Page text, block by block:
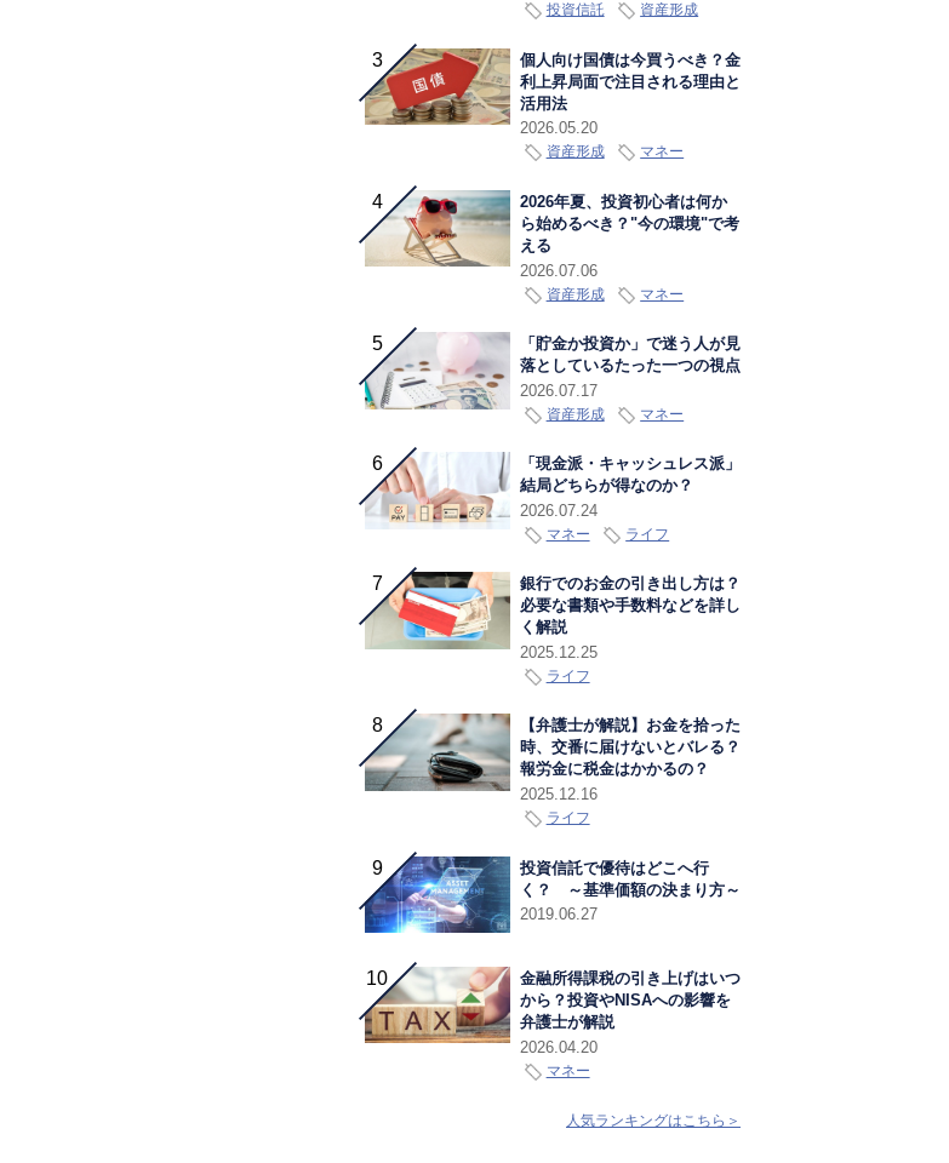
投資信託 資産形成
個人向け国債は今買うべき？金
利上昇局面で注目される理由と
活用法
2026.05.20
資産形成 マネー
2026年夏、投資初心者は何か
ら始めるべき？"今の環境"で考
える
2026.07.06
資産形成 マネー
「貯金か投資か」で迷う人が見
落としているたった一つの視点
2026.07.17
資産形成 マネー
「現金派・キャッシュレス派」
結局どちらが得なのか？
2026.07.24
マネー ライフ
銀行でのお金の引き出し方は？
必要な書類や手数料などを詳し
く解説
2025.12.25
ライフ
【弁護士が解説】お金を拾った
時、交番に届けないとバレる？
報労金に税金はかかるの？
2025.12.16
ライフ
投資信託で優待はどこへ行
く？ ～基準価額の決まり方～
2019.06.27
金融所得課税の引き上げはいつ
から？投資やNISAへの影響を
弁護士が解説
2026.04.20
マネー
人気ランキングはこちら＞